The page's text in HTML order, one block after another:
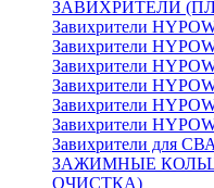
ЗАВИХРИТЕЛИ
Завихрители
Завихрители
Завихрители
Завихрители
Завихрители
Завихрители
Завихрители для
ЗАЖИМНЫЕ
ОЧИСТКА)